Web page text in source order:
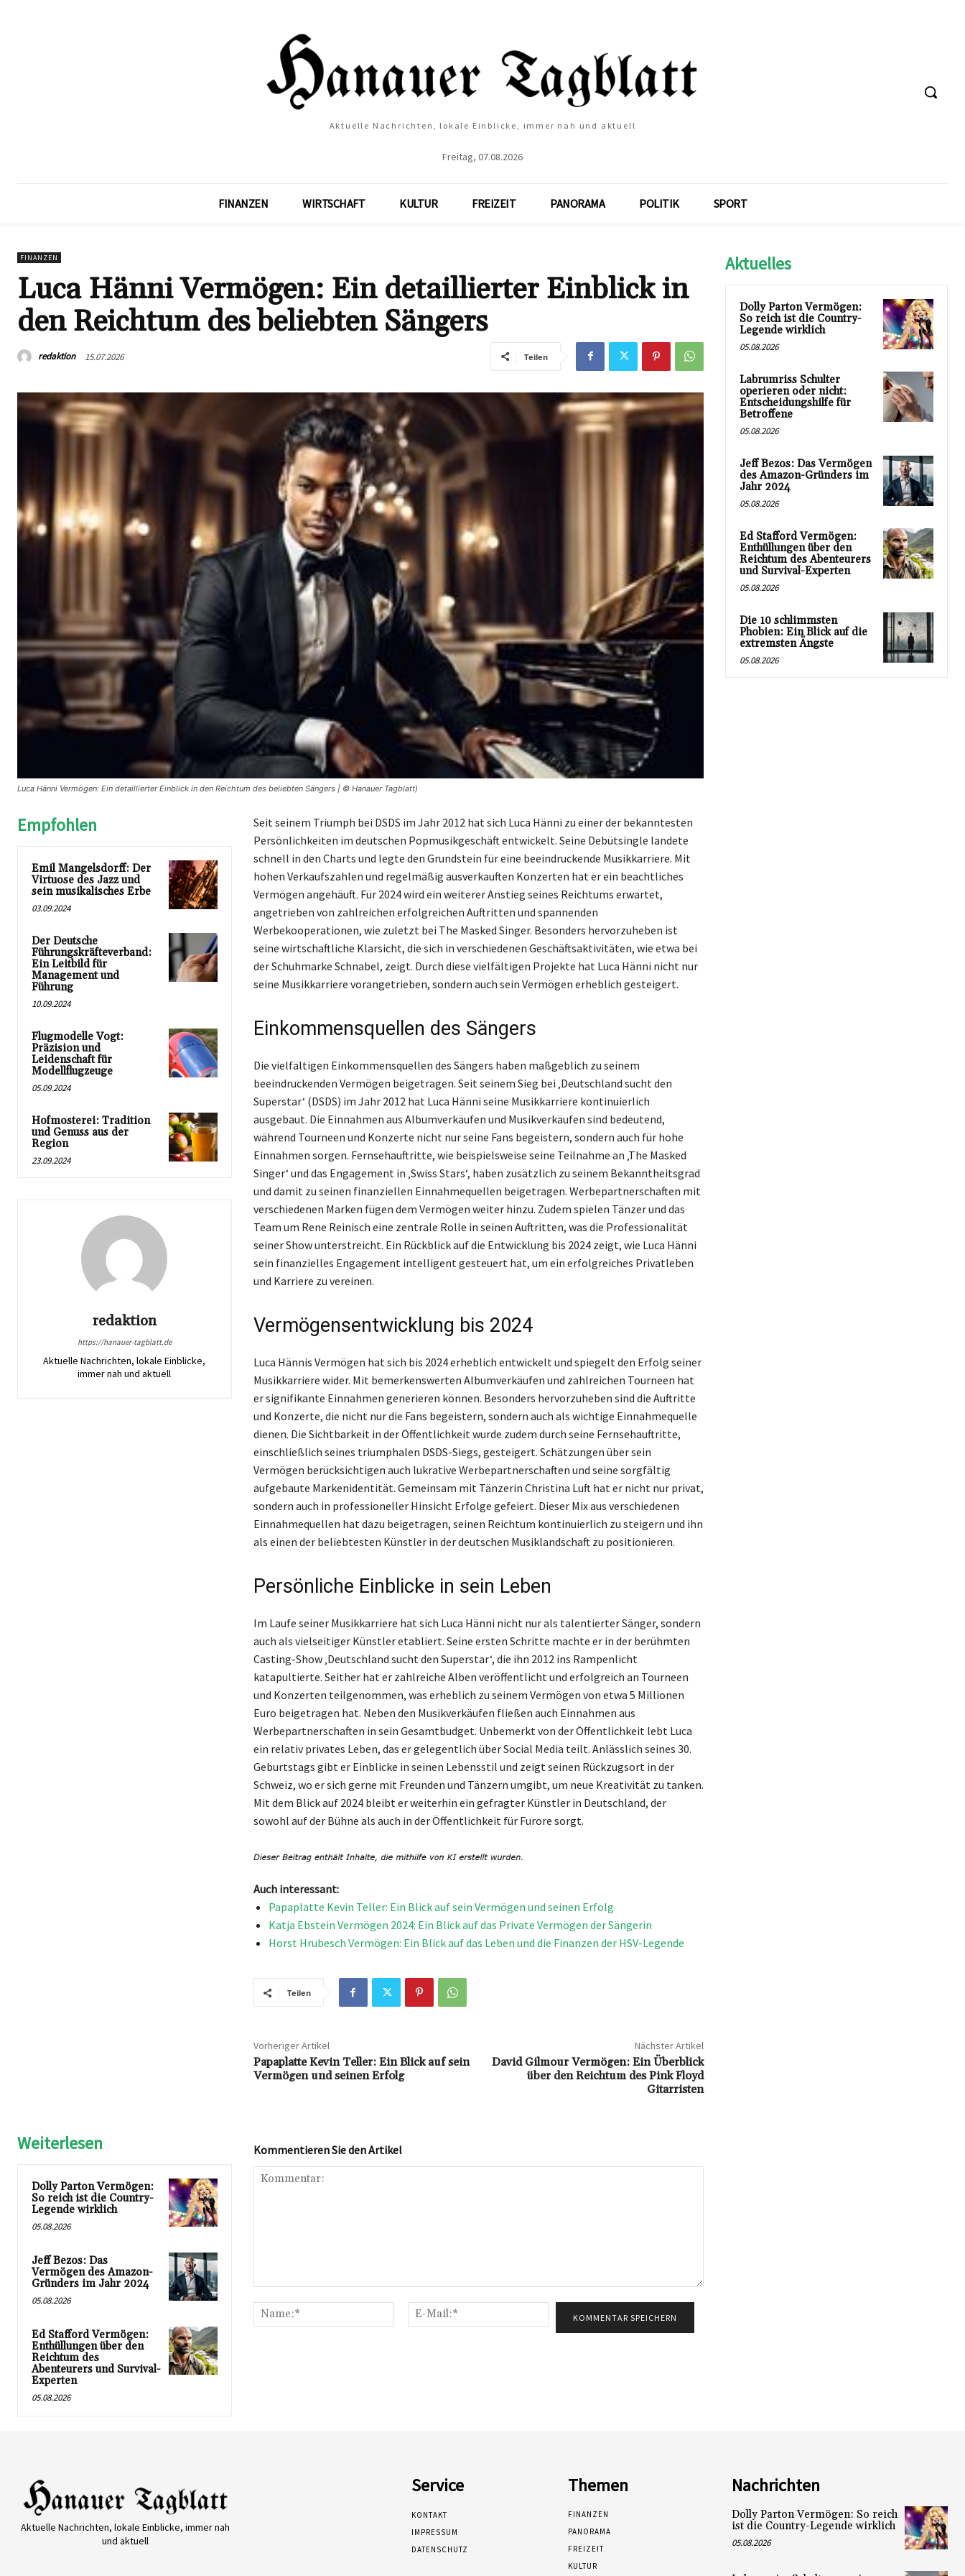
Aktuelle Nachrichten, lokale Einblicke, immer nah und aktuell
Freitag, 07.08.2026
FINANZEN WIRTSCHAFT KULTUR FREIZEIT PANORAMA POLITIK SPORT
FINANZEN
Luca Hänni Vermögen: Ein detaillierter Einblick in
den Reichtum des beliebten Sängers
redaktion 15.07.2026 Teilen
Luca Hänni Vermögen: Ein detaillierter Einblick in den Reichtum des beliebten Sängers | © Hanauer Tagblatt)
Empfohlen
Emil Mangelsdorff: Der
Virtuose des Jazz und
sein musikalisches Erbe
03.09.2024
Der Deutsche
Führungskräfteverband:
Ein Leitbild für
Management und
Führung
10.09.2024
Flugmodelle Vogt:
Präzision und
Leidenschaft für
Modellflugzeuge
05.09.2024
Hofmosterei: Tradition
und Genuss aus der
Region
23.09.2024
redaktion
https://hanauer-tagblatt.de
Aktuelle Nachrichten, lokale Einblicke,
immer nah und aktuell
Seit seinem Triumph bei DSDS im Jahr 2012 hat sich Luca Hänni zu einer der bekanntesten
Persönlichkeiten im deutschen Popmusikgeschäft entwickelt. Seine Debütsingle landete
schnell in den Charts und legte den Grundstein für eine beeindruckende Musikkarriere. Mit
hohen Verkaufszahlen und regelmäßig ausverkauften Konzerten hat er ein beachtliches
Vermögen angehäuft. Für 2024 wird ein weiterer Anstieg seines Reichtums erwartet,
angetrieben von zahlreichen erfolgreichen Auftritten und spannenden
Werbekooperationen, wie zuletzt bei The Masked Singer. Besonders hervorzuheben ist
seine wirtschaftliche Klarsicht, die sich in verschiedenen Geschäftsaktivitäten, wie etwa bei
der Schuhmarke Schnabel, zeigt. Durch diese vielfältigen Projekte hat Luca Hänni nicht nur
seine Musikkarriere vorangetrieben, sondern auch sein Vermögen erheblich gesteigert.
Einkommensquellen des Sängers
Die vielfältigen Einkommensquellen des Sängers haben maßgeblich zu seinem
beeindruckenden Vermögen beigetragen. Seit seinem Sieg bei ‚Deutschland sucht den
Superstar‘ (DSDS) im Jahr 2012 hat Luca Hänni seine Musikkarriere kontinuierlich
ausgebaut. Die Einnahmen aus Albumverkäufen und Musikverkäufen sind bedeutend,
während Tourneen und Konzerte nicht nur seine Fans begeistern, sondern auch für hohe
Einnahmen sorgen. Fernsehauftritte, wie beispielsweise seine Teilnahme an ‚The Masked
Singer‘ und das Engagement in ‚Swiss Stars‘, haben zusätzlich zu seinem Bekanntheitsgrad
und damit zu seinen finanziellen Einnahmequellen beigetragen. Werbepartnerschaften mit
verschiedenen Marken fügen dem Vermögen weiter hinzu. Zudem spielen Tänzer und das
Team um Rene Reinisch eine zentrale Rolle in seinen Auftritten, was die Professionalität
seiner Show unterstreicht. Ein Rückblick auf die Entwicklung bis 2024 zeigt, wie Luca Hänni
sein finanzielles Engagement intelligent gesteuert hat, um ein erfolgreiches Privatleben
und Karriere zu vereinen.
Vermögensentwicklung bis 2024
Luca Hännis Vermögen hat sich bis 2024 erheblich entwickelt und spiegelt den Erfolg seiner
Musikkarriere wider. Mit bemerkenswerten Albumverkäufen und zahlreichen Tourneen hat
er signifikante Einnahmen generieren können. Besonders hervorzuheben sind die Auftritte
und Konzerte, die nicht nur die Fans begeistern, sondern auch als wichtige Einnahmequelle
dienen. Die Sichtbarkeit in der Öffentlichkeit wurde zudem durch seine Fernsehauftritte,
einschließlich seines triumphalen DSDS-Siegs, gesteigert. Schätzungen über sein
Vermögen berücksichtigen auch lukrative Werbepartnerschaften und seine sorgfältig
aufgebaute Markenidentität. Gemeinsam mit Tänzerin Christina Luft hat er nicht nur privat,
sondern auch in professioneller Hinsicht Erfolge gefeiert. Dieser Mix aus verschiedenen
Einnahmequellen hat dazu beigetragen, seinen Reichtum kontinuierlich zu steigern und ihn
als einen der beliebtesten Künstler in der deutschen Musiklandschaft zu positionieren.
Persönliche Einblicke in sein Leben
Im Laufe seiner Musikkarriere hat sich Luca Hänni nicht nur als talentierter Sänger, sondern
auch als vielseitiger Künstler etabliert. Seine ersten Schritte machte er in der berühmten
Casting-Show ‚Deutschland sucht den Superstar‘, die ihn 2012 ins Rampenlicht
katapultierte. Seither hat er zahlreiche Alben veröffentlicht und erfolgreich an Tourneen
und Konzerten teilgenommen, was erheblich zu seinem Vermögen von etwa 5 Millionen
Euro beigetragen hat. Neben den Musikverkäufen fließen auch Einnahmen aus
Werbepartnerschaften in sein Gesamtbudget. Unbemerkt von der Öffentlichkeit lebt Luca
ein relativ privates Leben, das er gelegentlich über Social Media teilt. Anlässlich seines 30.
Geburtstags gibt er Einblicke in seinen Lebensstil und zeigt seinen Rückzugsort in der
Schweiz, wo er sich gerne mit Freunden und Tänzern umgibt, um neue Kreativität zu tanken.
Mit dem Blick auf 2024 bleibt er weiterhin ein gefragter Künstler in Deutschland, der
sowohl auf der Bühne als auch in der Öffentlichkeit für Furore sorgt.
Auch interessant:
Papaplatte Kevin Teller: Ein Blick auf sein Vermögen und seinen Erfolg
Katja Ebstein Vermögen 2024: Ein Blick auf das Private Vermögen der Sängerin
Horst Hrubesch Vermögen: Ein Blick auf das Leben und die Finanzen der HSV-Legende
Teilen
Vorheriger Artikel
Papaplatte Kevin Teller: Ein Blick auf sein
Vermögen und seinen Erfolg
Nächster Artikel
David Gilmour Vermögen: Ein Überblick
über den Reichtum des Pink Floyd
Gitarristen
Weiterlesen
Dolly Parton Vermögen:
So reich ist die Country-
Legende wirklich
05.08.2026
Jeff Bezos: Das
Vermögen des Amazon-
Gründers im Jahr 2024
05.08.2026
Ed Stafford Vermögen:
Enthüllungen über den
Reichtum des
Abenteurers und Survival-
Experten
05.08.2026
Kommentieren Sie den Artikel
Name:*
Mail:*
Aktuelles
Dolly Parton Vermögen:
So reich ist die Country-
Legende wirklich
05.08.2026
Labrumriss Schulter
operieren oder nicht:
Entscheidungshilfe für
Betroffene
05.08.2026
Jeff Bezos: Das Vermögen
des Amazon-Gründers im
Jahr 2024
05.08.2026
Ed Stafford Vermögen:
Enthüllungen über den
Reichtum des Abenteurers
und Survival-Experten
05.08.2026
Die 10 schlimmsten
Phobien: Ein Blick auf die
extremsten Ängste
05.08.2026
Aktuelle Nachrichten, lokale Einblicke, immer nah
und aktuell
Service
KONTAKT
IMPRESSUM
DATENSCHUTZ
Themen
FINANZEN
PANORAMA
FREIZEIT
KULTUR
Nachrichten
Dolly Parton Vermögen: So reich
ist die Country-Legende wirklich
05.08.2026